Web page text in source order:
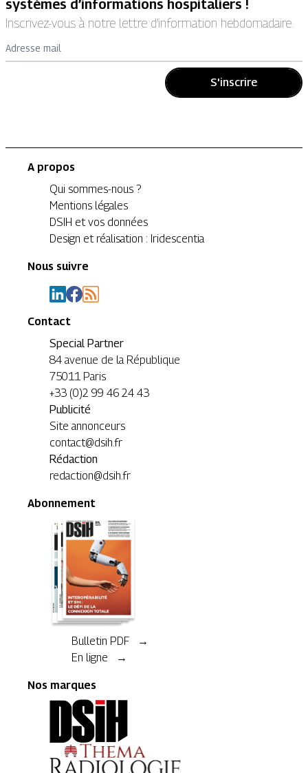
systèmes d’informations hospitaliers !
Inscrivez-vous à notre lettre d’information hebdomadaire.
Adresse mail
S'inscrire
A propos
Qui sommes-nous ?
Mentions légales
DSIH et vos données
Design et réalisation : Iridescentia
Nous suivre
Contact
Special Partner
84 avenue de la République
75011 Paris
+33 (0)2 99 46 24 43
Publicité
Site annonceurs
contact@dsih.fr
Rédaction
redaction@dsih.fr
Abonnement
Bulletin PDF →
En ligne →
Nos marques